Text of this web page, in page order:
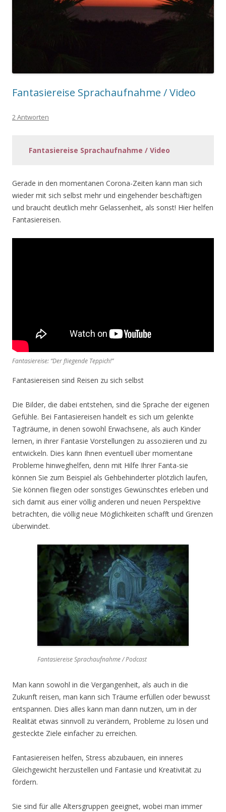
Fantasiereise Sprachaufnahme / Video
2 Antworten
Fantasiereise Sprachaufnahme / Video
Gerade in den momentanen Corona-Zeiten kann man sich
wieder mit sich selbst mehr und eingehender beschäftigen
und braucht deutlich mehr Gelassenheit, als sonst! Hier helfen
Fantasiereisen.
Fantasiereise: “Der fliegende Teppich!”
Fantasiereisen sind Reisen zu sich selbst
Die Bilder, die dabei entstehen, sind die Sprache der eigenen
Gefühle. Bei Fantasiereisen handelt es sich um gelenkte
Tagträume, in denen sowohl Erwachsene, als auch Kinder
lernen, in ihrer Fantasie Vorstellungen zu assoziieren und zu
entwickeln. Dies kann Ihnen eventuell über momentane
Probleme hinweghelfen, denn mit Hilfe Ihrer Fanta-sie
können Sie zum Beispiel als Gehbehinderter plötzlich laufen,
Sie können fliegen oder sonstiges Gewünschtes erleben und
sich damit aus einer völlig anderen und neuen Perspektive
betrachten, die völlig neue Möglichkeiten schafft und Grenzen
überwindet.
Fantasiereise Sprachaufnahme / Podcast
Man kann sowohl in die Vergangenheit, als auch in die
Zukunft reisen, man kann sich Träume erfüllen oder bewusst
entspannen. Dies alles kann man dann nutzen, um in der
Realität etwas sinnvoll zu verändern, Probleme zu lösen und
gesteckte Ziele einfacher zu erreichen.
Fantasiereisen helfen, Stress abzubauen, ein inneres
Gleichgewicht herzustellen und Fantasie und Kreativität zu
fördern.
Sie sind für alle Altersgruppen geeignet, wobei man immer